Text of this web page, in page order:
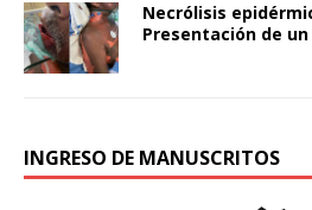
Necrólisis
Presentación de un
INGRESO DE MANUSCRITOS